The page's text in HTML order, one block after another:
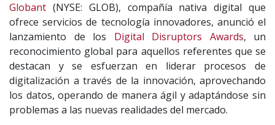
Globant (NYSE: GLOB), compañía nativa digital que
ofrece servicios de tecnología innovadores, anunció el
lanzamiento de los Digital Disruptors Awards, un
reconocimiento global para aquellos referentes que se
destacan y se esfuerzan en liderar procesos de
digitalización a través de la innovación, aprovechando
los datos, operando de manera ágil y adaptándose sin
problemas a las nuevas realidades del mercado.